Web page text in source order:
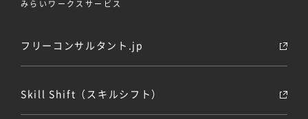
みらいワークスサービス
フリーコンサルタント.jp
Skill Shift（スキルシフト）